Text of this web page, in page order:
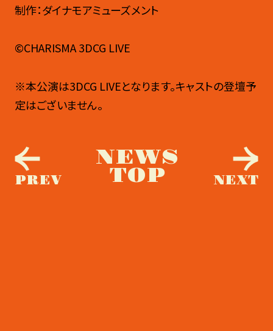
制作：ダイナモアミューズメント
©CHARISMA 3DCG LIVE
※本公演は3DCG LIVEとなります。キャストの登壇予
定はございません。
PREV
NEWS
TOP NEXT